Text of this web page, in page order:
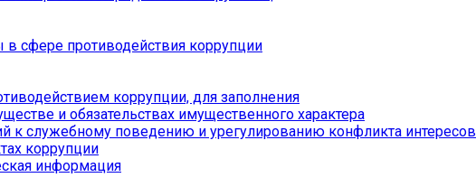
сфере противодействия коррупции
коррупции, для заполнения
и обязательствах имущественного характера
к служебному поведению и урегулированию конфликта интересов
коррупции
информация